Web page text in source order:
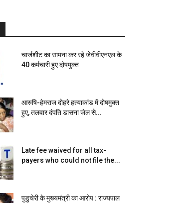
चार्जशीट का सामना कर रहे जेवीवीएनएल के
40 कर्मचारी हुए दोषमुक्त
आरुषि-हेमराज दोहरे हत्याकांड में दोषमुक्त
हुए, तलवार दंपति डासना जेल से...
Late fee waived for all tax-
payers who could not file the...
पुडुचेरी के मुख्यमंत्री का आरोप : राज्यपाल